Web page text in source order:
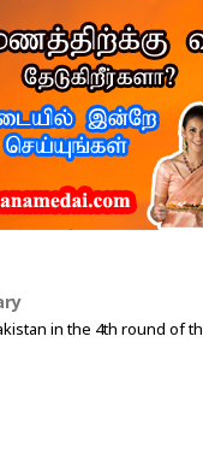
in the 4th round of